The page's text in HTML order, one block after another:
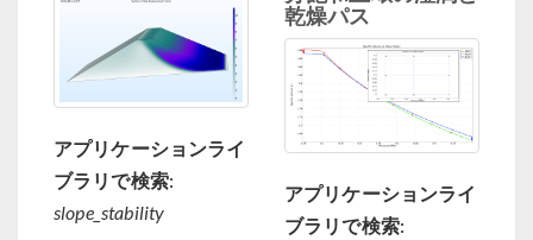
アプリケーションライ
ブラリで検索:
slope_stability
乾燥パス
アプリケーションライ
ブラリで検索: